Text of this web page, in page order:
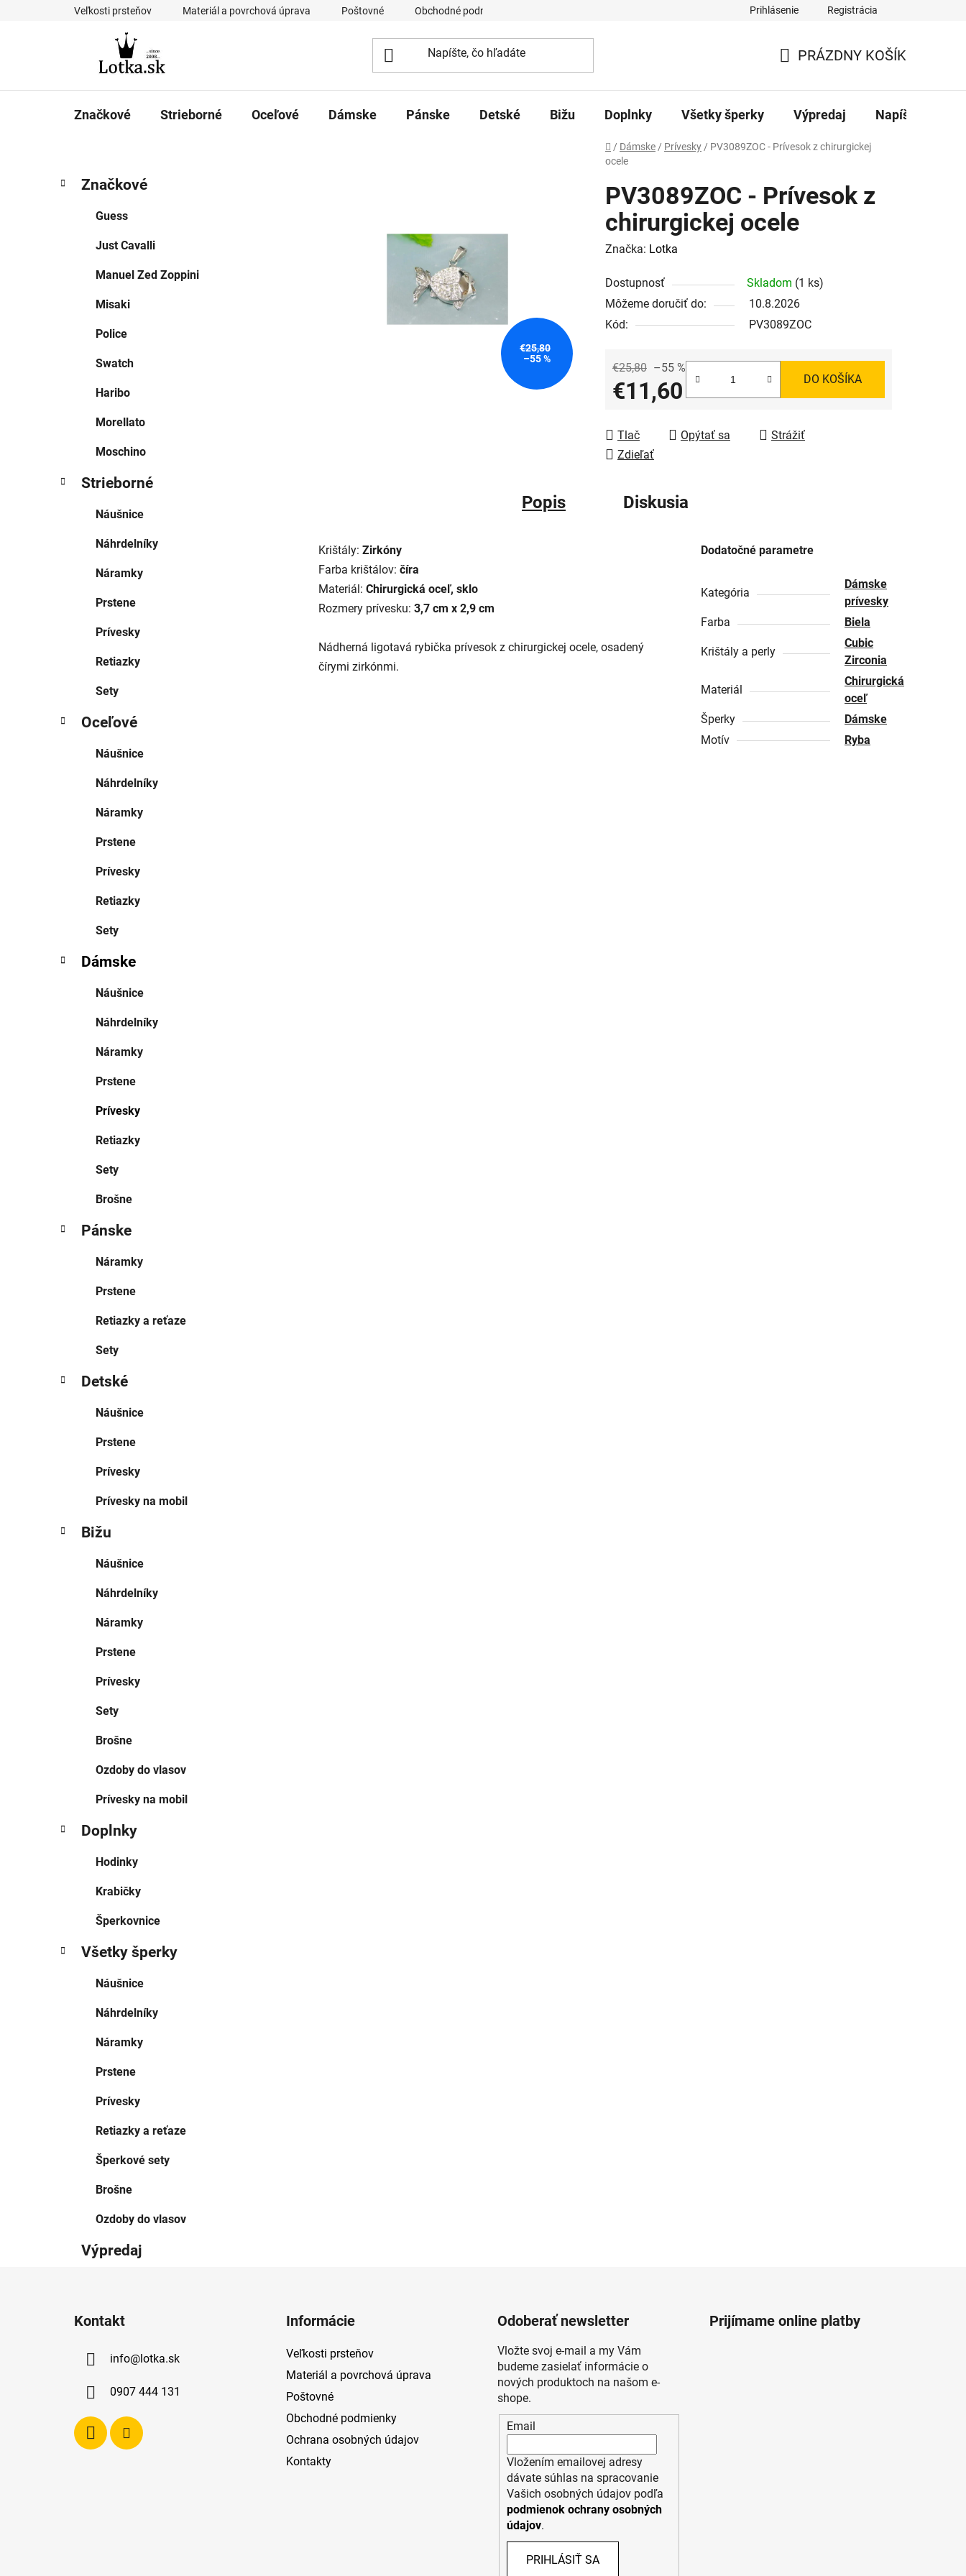
Veľkosti prsteňov Materiál a povrchová úprava Poštovné Obchodné podmienky Prihlásenie Registrácia
KOŠÍK
PRÁZDNY KOŠÍK
Značkové Strieborné Oceľové Dámske Pánske Detské Bižu Doplnky Všetky šperky Výpredaj Napíšte nám
Domov
/ Dámske / Prívesky / PV3089ZOC - Prívesok z chirurgickej
ocele
B
kategórie
a
Značkové
Guess
Just Cavalli
Manuel Zed Zoppini
Misaki
Police
Swatch
Haribo
Morellato
Moschino
Strieborné
Náušnice
Náhrdelníky
Náramky
Prstene
Prívesky
Retiazky
Sety
Oceľové
Náušnice
Náhrdelníky
Náramky
Prstene
Prívesky
Retiazky
Sety
Dámske
Náušnice
Náhrdelníky
Náramky
Prstene
Prívesky
Retiazky
Sety
Brošne
Pánske
Náramky
Prstene
Retiazky a reťaze
Sety
Detské
Náušnice
Prstene
Prívesky
Prívesky na mobil
Bižu
Náušnice
Náhrdelníky
Náramky
Prstene
Prívesky
Sety
Brošne
Ozdoby do vlasov
Prívesky na mobil
Doplnky
Hodinky
Krabičky
Šperkovnice
Všetky šperky
Náušnice
Náhrdelníky
Náramky
Prstene
Prívesky
Retiazky a reťaze
Šperkové sety
Brošne
Ozdoby do vlasov
Výpredaj
PV3089ZOC - Prívesok z
chirurgickej ocele
Značka: Lotka
Dostupnosť Skladom (1 ks)
Môžeme doručiť do:
10.8.2026
Kód:
PV3089ZOC
€25,80 –55 %
€11,60 DO KOŠÍKA
Tlač Opýtať sa
Strážiť
Zdieľať
€25,80
–55 %
Popis Diskusia
Krištály: Zirkóny
Farba krištálov: číra
Materiál: Chirurgická oceľ, sklo
Rozmery prívesku: 3,7 cm x 2,9 cm
Nádherná ligotavá rybička prívesok z chirurgickej ocele, osadený
čírymi zirkónmi.
Dodatočné parametre
Kategória
Dámske
prívesky
Farba
Biela
Krištály a perly
Cubic
Zirconia
Materiál
Chirurgická
oceľ
Šperky
Dámske
Motív
Ryba
Kontakt
info@lotka.sk
0907 444 131
Informácie
Veľkosti prsteňov
Materiál a povrchová úprava
Poštovné
Obchodné podmienky
Ochrana osobných údajov
Kontakty
Odoberať newsletter
Vložte svoj e-mail a my Vám
budeme zasielať informácie o
nových produktoch na našom e-
shope.
Email
Vložením emailovej adresy
dávate súhlas na spracovanie
Vašich osobných údajov podľa
podmienok ochrany osobných
údajov.
PRIHLÁSIŤ SA
Prijímame online platby